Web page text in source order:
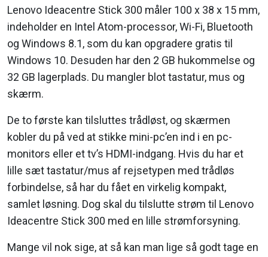
Lenovo Ideacentre Stick 300 måler 100 x 38 x 15 mm,
indeholder en Intel Atom-processor, Wi-Fi, Bluetooth
og Windows 8.1, som du kan opgradere gratis til
Windows 10. Desuden har den 2 GB hukommelse og
32 GB lagerplads. Du mangler blot tastatur, mus og
skærm.
De to første kan tilsluttes trådløst, og skærmen
kobler du på ved at stikke mini-pc’en ind i en pc-
monitors eller et tv’s HDMI-indgang. Hvis du har et
lille sæt tastatur/mus af rejsetypen med trådløs
forbindelse, så har du fået en virkelig kompakt,
samlet løsning. Dog skal du tilslutte strøm til Lenovo
Ideacentre Stick 300 med en lille strømforsyning.
Mange vil nok sige, at så kan man lige så godt tage en